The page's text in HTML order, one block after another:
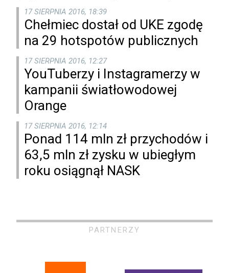
17 SIERPNIA 2016, 18:39
Chełmiec dostał od UKE zgodę
na 29 hotspotów publicznych
17 SIERPNIA 2016, 12:27
YouTuberzy i Instagramerzy w
kampanii światłowodowej
Orange
17 SIERPNIA 2016, 12:14
Ponad 114 mln zł przychodów i
63,5 mln zł zysku w ubiegłym
roku osiągnął NASK
PARTNERZY